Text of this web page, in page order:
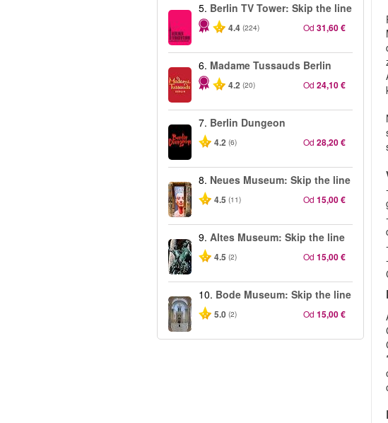
5. Berlin TV Tower: Skip the line
4.4 (224) Od 31,60 €
6. Madame Tussauds Berlin
4.2 (20) Od 24,10 €
7. Berlin Dungeon
4.2 (6) Od 28,20 €
8. Neues Museum: Skip the line
4.5 (11) Od 15,00 €
9. Altes Museum: Skip the line
4.5 (2) Od 15,00 €
10. Bode Museum: Skip the line
5.0 (2) Od 15,00 €